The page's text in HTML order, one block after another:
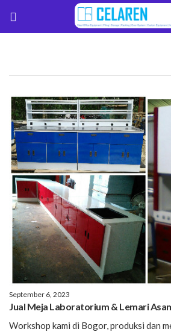
September 6, 2023
Jual Meja Laboratorium & Lemari
Workshop kami di Bogor, produksi dan